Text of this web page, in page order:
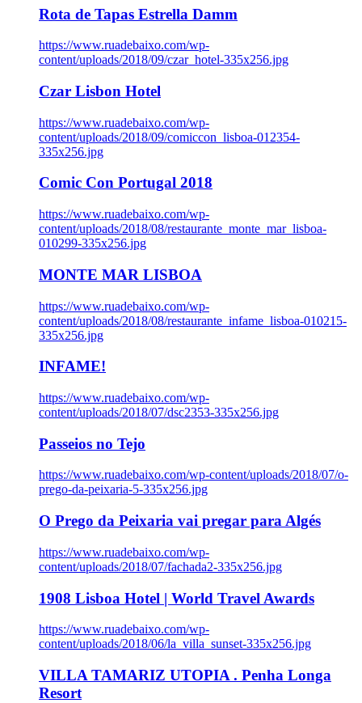
Rota de Tapas Estrella Damm
https://www.ruadebaixo.com/wp-
content/uploads/2018/09/czar_hotel-335x256.jpg
Czar Lisbon Hotel
https://www.ruadebaixo.com/wp-
content/uploads/2018/09/comiccon_lisboa-012354-
335x256.jpg
Comic Con Portugal 2018
https://www.ruadebaixo.com/wp-
content/uploads/2018/08/restaurante_monte_mar_lisboa-
010299-335x256.jpg
MONTE MAR LISBOA
https://www.ruadebaixo.com/wp-
content/uploads/2018/08/restaurante_infame_lisboa-010215-
335x256.jpg
INFAME!
https://www.ruadebaixo.com/wp-
content/uploads/2018/07/dsc2353-335x256.jpg
Passeios no Tejo
https://www.ruadebaixo.com/wp-content/uploads/2018/07/o-
prego-da-peixaria-5-335x256.jpg
O Prego da Peixaria vai pregar para Algés
https://www.ruadebaixo.com/wp-
content/uploads/2018/07/fachada2-335x256.jpg
1908 Lisboa Hotel | World Travel Awards
https://www.ruadebaixo.com/wp-
content/uploads/2018/06/la_villa_sunset-335x256.jpg
VILLA TAMARIZ UTOPIA . Penha Longa
Resort